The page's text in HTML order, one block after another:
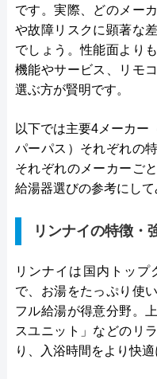
です。実際、どのメー
や故障リスクに顕著な
でしょう。性能面より
機能やサービス、リモ
選ぶ方が賢明です。
以下では主要4メーカー
パーパス）それぞれの
それぞれのメーカーご
給湯器選びの参考にして
リンナイの特徴・
リンナイは国内トップ
で、お湯をたっぷり使
フル給湯が得意分野。
スユニット」などのリ
り、入浴時間をより快適